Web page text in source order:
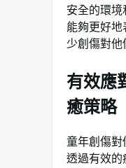
安全的環
能夠更好
少創傷對他
有效應
癒策略
童年創傷對
透過有效的